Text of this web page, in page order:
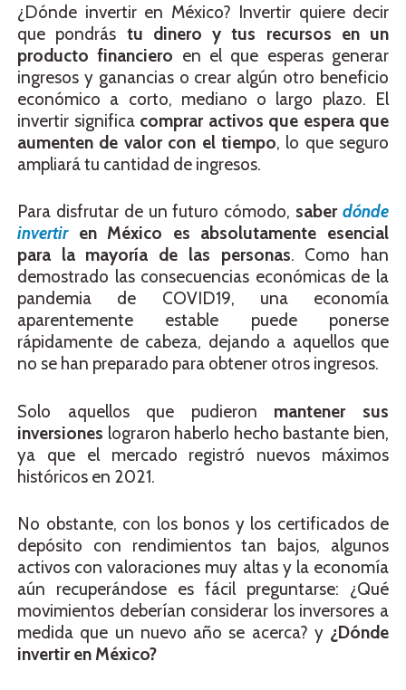
¿Dónde invertir en México? Invertir quiere decir
que pondrás tu dinero y tus recursos en un
producto financiero en el que esperas generar
ingresos y ganancias o crear algún otro beneficio
económico a corto, mediano o largo plazo. El
invertir significa comprar activos que espera que
aumenten de valor con el tiempo, lo que seguro
ampliará tu cantidad de ingresos.
Para disfrutar de un futuro cómodo, saberdónde
invertiren México es absolutamente esencial
para la mayoría de las personas. Como han
demostrado las consecuencias económicas de la
pandemia de COVID19, una economía
aparentemente estable puede ponerse
rápidamente de cabeza, dejando a aquellos que
no se han preparado para obtener otros ingresos.
Solo aquellos que pudieron mantener sus
inversiones lograron haberlo hecho bastante bien,
ya que el mercado registró nuevos máximos
históricos en 2021.
No obstante, con los bonos y los certificados de
depósito con rendimientos tan bajos, algunos
activos con valoraciones muy altas y la economía
aún recuperándose es fácil preguntarse: ¿Qué
movimientos deberían considerar los inversores a
medida que un nuevo año se acerca? y ¿Dónde
invertir en México?